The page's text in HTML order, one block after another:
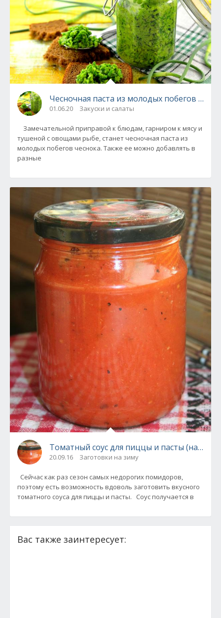
Чесночная паста из молодых побегов
01.06.20 Закуски и салаты
Замечательной приправой к блюдам, гарниром к мясу и
тушеной с овощами рыбе, станет чесночная паста из
молодых побегов чеснока. Также ее можно добавлять в
разные
Томатный соус для пиццы и пасты (на зиму)
20.09.16 Заготовки на зиму
Сейчас как раз сезон самых недорогих помидоров,
поэтому есть возможность вдоволь заготовить вкусного
томатного соуса для пиццы и пасты. Соус получается в
Вас также заинтересует: